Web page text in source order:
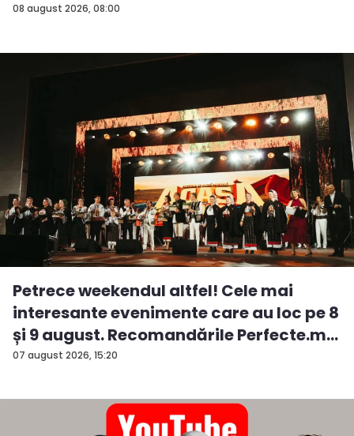
08 august 2026, 08:00
07 august 2026, 15:20
Petrece weekendul altfel! Cele mai
interesante evenimente care au loc pe 8
și 9 august. Recomandările Perfecte.m...